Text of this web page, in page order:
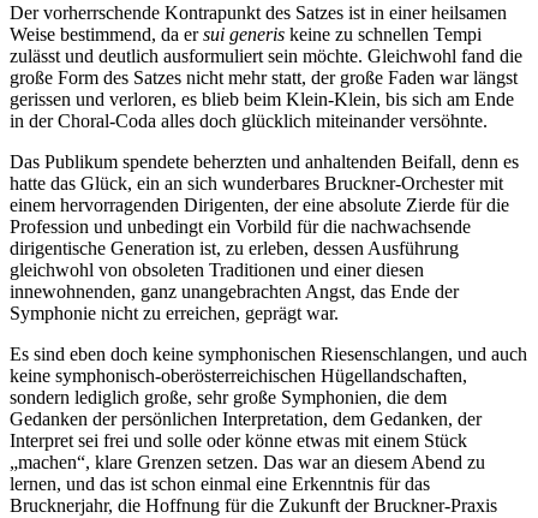
Der vorherrschende Kontrapunkt des Satzes ist in einer heilsamen
Weise bestimmend, da ersui generis keine zu schnellen Tempi
zulässt und deutlich ausformuliert sein möchte. Gleichwohl fand die
große Form des Satzes nicht mehr statt, der große Faden war längst
gerissen und verloren, es blieb beim Klein-Klein, bis sich am Ende
in der Choral-Coda alles doch glücklich miteinander versöhnte.
Das Publikum spendete beherzten und anhaltenden Beifall, denn es
hatte das Glück, ein an sich wunderbares Bruckner-Orchester mit
einem hervorragenden Dirigenten, der eine absolute Zierde für die
Profession und unbedingt ein Vorbild für die nachwachsende
dirigentische Generation ist, zu erleben, dessen Ausführung
gleichwohl von obsoleten Traditionen und einer diesen
innewohnenden, ganz unangebrachten Angst, das Ende der
Symphonie nicht zu erreichen, geprägt war.
Es sind eben doch keine symphonischen Riesenschlangen, und auch
keine symphonisch-oberösterreichischen Hügellandschaften,
sondern lediglich große, sehr große Symphonien, die dem
Gedanken der persönlichen Interpretation, dem Gedanken, der
Interpret sei frei und solle oder könne etwas mit einem Stück
„machen“, klare Grenzen setzen. Das war an diesem Abend zu
lernen, und das ist schon einmal eine Erkenntnis für das
Brucknerjahr, die Hoffnung für die Zukunft der Bruckner-Praxis